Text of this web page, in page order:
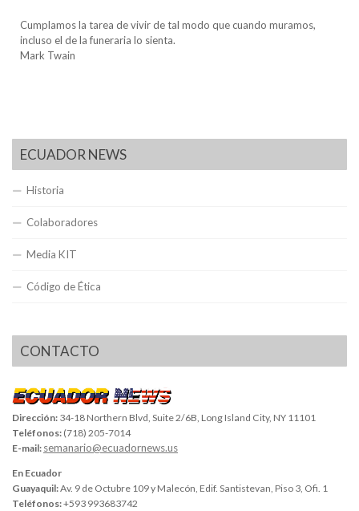
Cumplamos la tarea de vivir de tal modo que cuando muramos,
incluso el de la funeraria lo sienta.
Mark Twain
ECUADOR NEWS
Historia
Colaboradores
Media KIT
Código de Ética
CONTACTO
Dirección: 34-18 Northern Blvd, Suite 2/6B, Long Island City, NY 11101
Teléfonos: (718) 205-7014
E-mail: semanario@ecuadornews.us
En Ecuador
Guayaquil:Av. 9 de Octubre 109 y Malecón, Edif. Santistevan, Piso 3, Ofi. 1
Teléfonos:+593 993683742